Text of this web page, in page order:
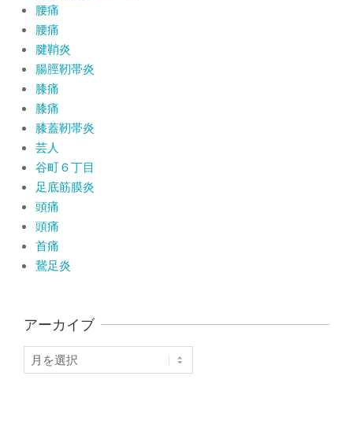
腰痛
腰痛
腱鞘炎
腸脛靭帯炎
膝痛
膝痛
膝蓋靭帯炎
芸人
谷町６丁目
足底筋膜炎
頭痛
頭痛
首痛
鵞足炎
アーカイブ
ア
ー